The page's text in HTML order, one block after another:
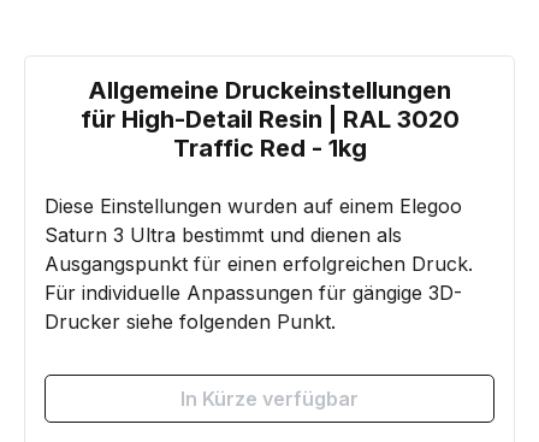
Allgemeine Druckeinstellungen
für High-Detail Resin | RAL 3020
Traffic Red - 1kg
Diese Einstellungen wurden auf einem Elegoo
Saturn 3 Ultra bestimmt und dienen als
Ausgangspunkt für einen erfolgreichen Druck.
Für individuelle Anpassungen für gängige 3D-
Drucker siehe folgenden Punkt.
In Kürze verfügbar